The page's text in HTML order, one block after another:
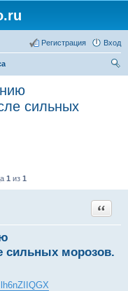
Вход
Регистрация
сильных
1 из 1
сильных морозов.
Цитата